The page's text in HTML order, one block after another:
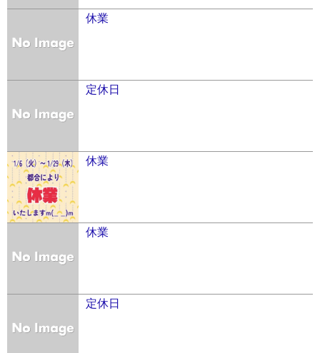
休業
定休日
休業
休業
定休日